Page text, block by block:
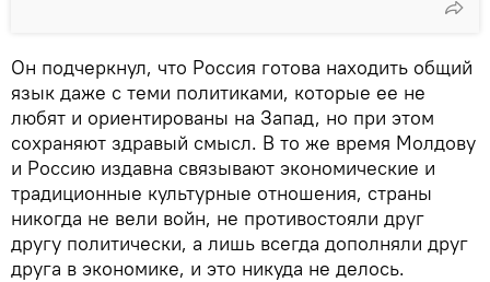
Он подчеркнул, что Россия готова находить общий
язык даже с теми политиками, которые ее не
любят и ориентированы на Запад, но при этом
сохраняют здравый смысл. В то же время Молдову
и Россию издавна связывают экономические и
традиционные культурные отношения, страны
никогда не вели войн, не противостояли друг
другу политически, а лишь всегда дополняли друг
друга в экономике, и это никуда не делось.